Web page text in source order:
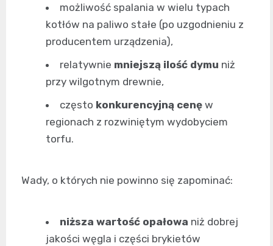
możliwość spalania w wielu typach
kotłów na paliwo stałe (po uzgodnieniu z
producentem urządzenia),
relatywnie mniejszą ilość dymu niż
przy wilgotnym drewnie,
często konkurencyjną cenę w
regionach z rozwiniętym wydobyciem
torfu.
Wady, o których nie powinno się zapominać:
niższa wartość opałowa niż dobrej
jakości węgla i części brykietów